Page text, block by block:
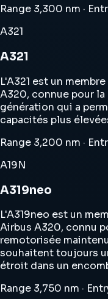
Range 3,300 nm ·
A321
A321
L'A321 est un
A320, connue pour
génération qui a
capacités plus
Range 3,200 nm ·
A19N
A319neo
L'A319neo est un
Airbus A320, connu
remotorisée
souhaitent toujours
étroit dans un
Range 3,750 nm ·